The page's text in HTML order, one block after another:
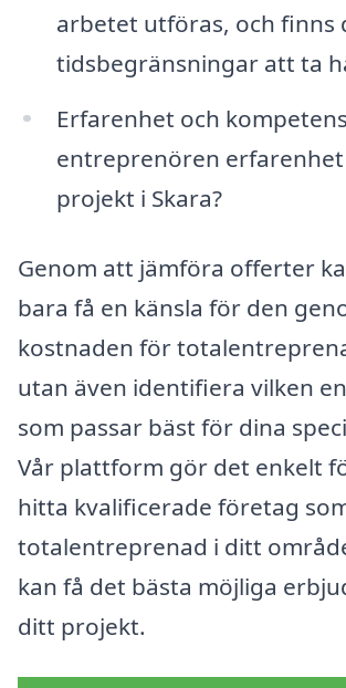
arbetet utföras, och finns
tidsbegränsningar att ta
Erfarenhet och
entreprenören
projekt i Skara?
Genom att jämföra offerter
bara få en känsla för den
kostnaden för
utan även identifiera vilken
som passar bäst för dina
Vår plattform gör det enkelt
hitta kvalificerade företag
totalentreprenad i ditt
kan få det bästa möjliga
ditt projekt.